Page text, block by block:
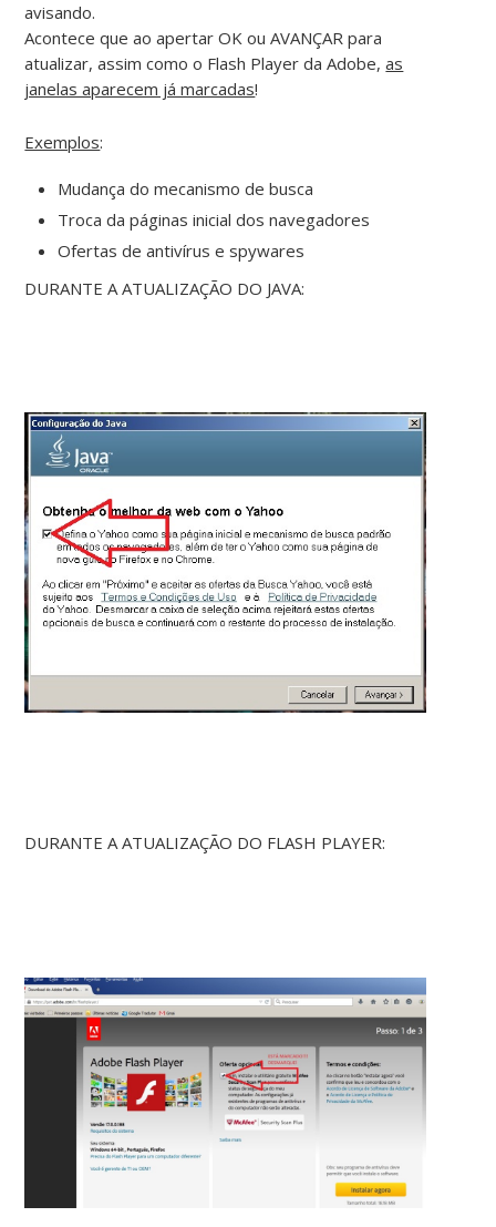
avisando.
Acontece que ao apertar OK ou AVANÇAR para
atualizar, assim como o Flash Player da Adobe,as
janelas aparecem já marcadas!
Exemplos:
Mudança do mecanismo de busca
Troca da páginas inicial dos navegadores
Ofertas de antivírus e spywares
DURANTE A ATUALIZAÇÃO DO JAVA:
DURANTE A ATUALIZAÇÃO DO FLASH PLAYER: